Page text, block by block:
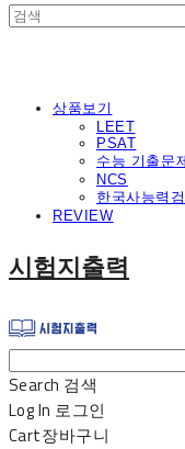
상품보기
LEET
PSAT
수능 기출문
NCS
한국사능력
REVIEW
시험지출력
Search 검색
Log In 로그인
Cart장바구니